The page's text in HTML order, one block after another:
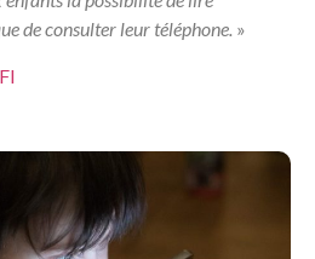
de consulter leur téléphone. »